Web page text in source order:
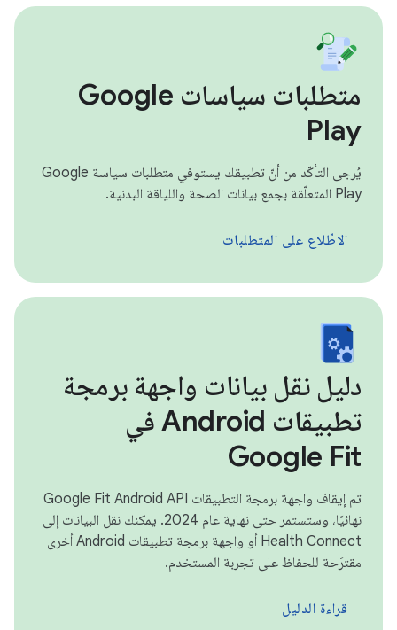
متطلبات سياسات Google
Play
يُرجى التأكّد من أنّ تطبيقك يستوفي متطلبات سياسة Google
Play المتعلّقة بجمع بيانات الصحة واللياقة البدنية.
الاطّلاع على المتطلبات
دليل نقل بيانات واجهة برمجة
تطبيقات Android في
Google Fit
تم إيقاف واجهة برمجة التطبيقات Google Fit Android API
نهائيًا، وستستمر حتى نهاية عام 2024. يمكنك نقل البيانات إلى
Health Connect أو واجهة برمجة تطبيقات Android أخرى
مقترَحة للحفاظ على تجربة المستخدم.
قراءة الدليل